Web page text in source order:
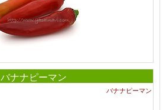
バナナピーマン
バナナピーマン